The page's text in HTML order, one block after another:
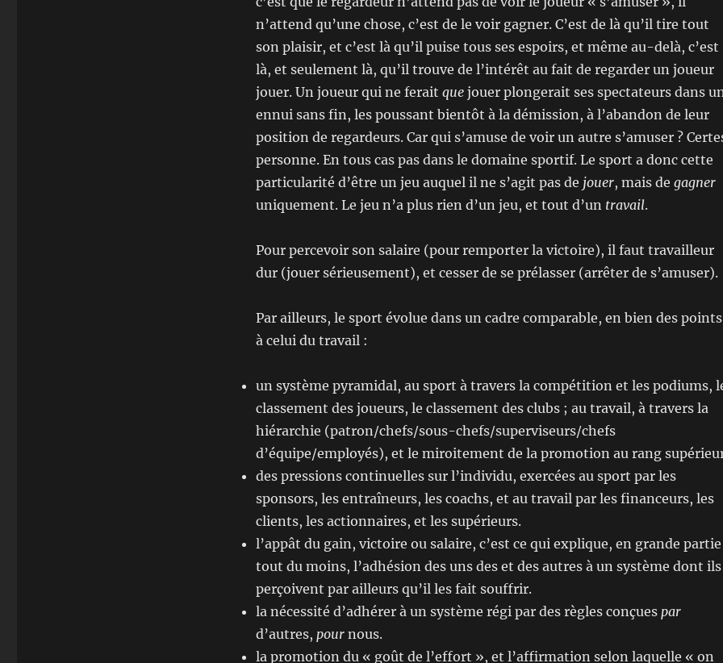
n’attend qu’une chose, c’est de le voir gagner. C’est de là qu’il tire tout
son plaisir, et c’est là qu’il puise tous ses espoirs, et même au-delà, c’est
là, et seulement là, qu’il trouve de l’intérêt au fait de regarder un joueur
jouer. Un joueur qui ne ferait quejouer plongerait ses spectateurs dans
ennui sans fin, les poussant bientôt à la démission, à l’abandon de leur
position de regardeurs. Car qui s’amuse de voir un autre s’amuser ?
personne. En tous cas pas dans le domaine sportif. Le sport a donc cette
particularité d’être un jeu auquel il ne s’agit pas de jouer, mais de gagner
uniquement. Le jeu n’a plus rien d’un jeu, et tout d’un travail.
Pour percevoir son salaire (pour remporter la victoire), il faut travailleur
dur (jouer sérieusement), et cesser de se prélasser (arrêter de s’amuser).
Par ailleurs, le sport évolue dans un cadre comparable, en bien des
à celui du travail :
un système pyramidal, au sport à travers la compétition et les podiums,
classement des joueurs, le classement des clubs ; au travail, à travers la
hiérarchie (patron/chefs/sous-chefs/superviseurs/chefs
d’équipe/employés), et le miroitement de la promotion au rang
des pressions continuelles sur l’individu, exercées au sport par les
sponsors, les entraîneurs, les coachs, et au travail par les financeurs, les
clients, les actionnaires, et les supérieurs.
l’appât du gain, victoire ou salaire, c’est ce qui explique, en grande partie
tout du moins, l’adhésion des uns des et des autres à un système dont ils
perçoivent par ailleurs qu’il les fait souffrir.
la nécessité d’adhérer à un système régi par des règles conçues par
d’autres, pournous.
la promotion du « goût de l’effort », et l’affirmation selon laquelle « on